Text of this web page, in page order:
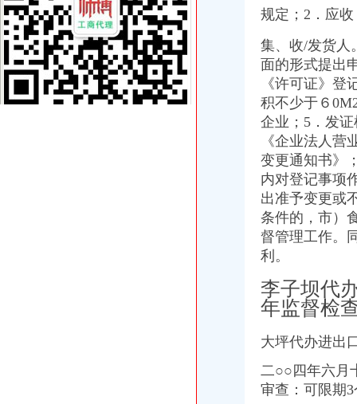
重庆港国际集装箱有限公司货运代理分公司|重庆港国际集装箱有限公司
朝天门火锅加盟_朝天门火锅加盟店_朝天门火锅加盟费多少-中国连锁网
重庆雅皎贸易有限公司2017新招聘信息_电话_地址-58企业名录
重庆微商服装代理一手货源重庆女孩服装批发-服装服饰-供求信息-中国
重庆糖酒加盟,重庆糖酒代理,重庆糖酒连锁加盟,重庆糖酒电话,重
重庆港九股份有限公司关于为重庆经略实业有限责任公司提供担保的公
【2014年重庆市名瑞服饰连锁有限公司新招聘信息_电话_地址】-赶
代办3000万公司执照转让代办3000万公司业务的费用-直辖市重庆咨
黄埔区代办工商注册黄埔区申请一般纳税人图片大全,广州大坪企业
【58同城】重庆渝中大坪配送中心_大坪生活配送服务公司
乐天玛（重庆）商业有限公司大坪店联系方式_信用报告_工商信息-
选择在2017年重庆注册公司,这些问题得知道_搜狐社会_搜狐网
东非红檀木材进口报关代理东非红檀原木进口流程-东莞市鸿泽进出口
办理广州进出口权的流程有没有公司可以代办进出口权-广州58同城
代理进口清关报检流程_供应产品_东莞市聚海进出口报关有限公司
规定；2．应收
集、收/发货人
面的形式提出
《许可证》
积不少于６
企业；5．发
《企业法人
变更通知书》
内对登记事项
出准予变更或
条件的，市）
督管理工作。
利。
李子坝代
年监督检
大坪代办进出
二○○四年六月
审查：可限期